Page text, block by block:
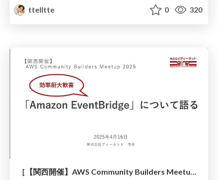
ttelltte
0 320
［【関西開催】AWS Community Builders Meetup 2025］効率厨大歓喜「EventBridge」について語る